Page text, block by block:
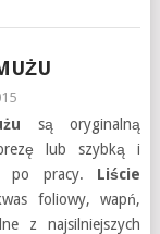
są oryginalną
lub szybką i
po pracy. Liście
foliowy, wapń,
z najsilniejszych